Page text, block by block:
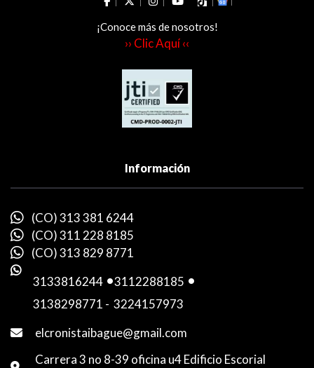
¡Conoce más de nosotros!
›› Clic Aquí ‹‹
Información
(CO) 313 381 6244
(CO) 311 228 8185
(CO) 313 829 8771
3133816244 -3112288185 -
3138298771 - 3224157973
elcronistaibague@gmail.com
Carrera 3 no 8-39 oficina u4 Edificio Escorial